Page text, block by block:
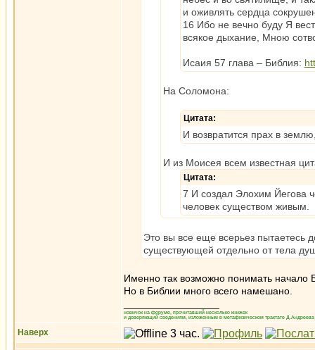
и оживлять сердца
16 Ибо не вечно буду Я
всякое дыхание, Мною
Исаия 57 глава – Библия:
На Соломона:
Цитата:
И возвратится прах в
И из Моисея всем известная
Цитата:
7 И создал Элохим Йегова
человек существом живым.
Это вы все еще всерьез пытаетесь
существующей отдельно от тела
Именно так возможно понимать начало
Но в Библии много всего намешано.
новичок на форуме, прочитавший несколько книжек
и доверяющий сведениям, изложенным в метафизическом трактате
Наверх